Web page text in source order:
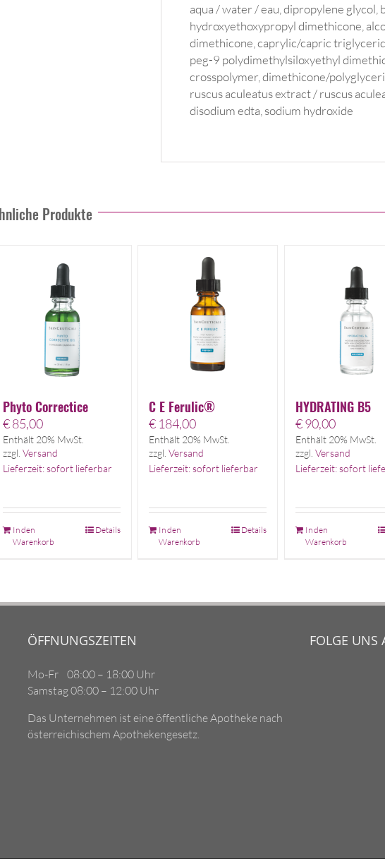
aqua / water / eau, dipropylene glycol,
hydroxyethoxypropyl dimethicone,
dimethicone, caprylic/capric
peg-9 polydimethylsiloxyethyl
crosspolymer, dimethicone/
ruscus aculeatus extract / ruscus
disodium edta, sodium hydroxide
Produkte
Phyto Correctice
€85,00
Enthält 20% MwSt.
zzgl.Versand
Lieferzeit: sofort lieferbar
In den
Warenkorb
Details
C E Ferulic®
€ 184,00
Enthält 20% MwSt.
zzgl.Versand
Lieferzeit: sofort lieferbar
In den
Warenkorb
Details
HYDRATING B5
€90,00
Enthält 20% MwSt.
zzgl. Versand
Lieferzeit: sofort
In den
Warenkorb
ÖFFNUNGSZEITEN
Mo-Fr 08:00 – 18:00 Uhr
Samstag 08:00 – 12:00 Uhr
Das Unternehmen ist eine öffentliche Apotheke nach
österreichischem Apothekengesetz.
FOLGE UNS